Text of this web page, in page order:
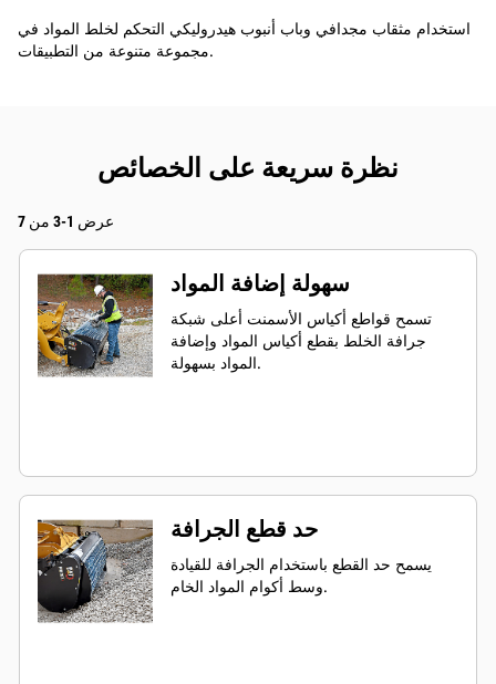
استخدام مثقاب مجدافي وباب أنبوب هيدروليكي التحكم لخلط المواد في
مجموعة متنوعة من التطبيقات.
نظرة سريعة على الخصائص
عرض 1-3 من 7
سهولة إضافة المواد
تسمح قواطع أكياس الأسمنت أعلى شبكة
جرافة الخلط بقطع أكياس المواد وإضافة
المواد بسهولة.
حد قطع الجرافة
يسمح حد القطع باستخدام الجرافة للقيادة
وسط أكوام المواد الخام.